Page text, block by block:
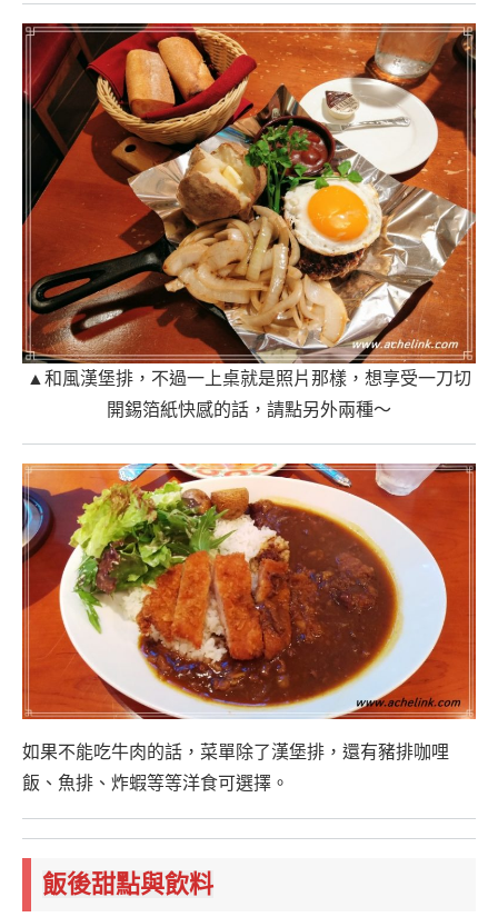
▲和風漢堡排，不過一上桌就是照片那樣，想享受一刀切
開錫箔紙快感的話，請點另外兩種～
如果不能吃牛肉的話，菜單除了漢堡排，還有豬排咖哩
飯、魚排、炸蝦等等洋食可選擇。
飯後甜點與飲料